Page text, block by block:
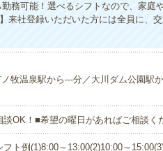
務可能！選べるシフトなので、家庭
来社登録いただいた方には全員に、
牧温泉駅から---分／大川ダム公園駅
OK！■希望の曜日があればご相談く
ト例(1)8:00～13:00(2)10:00～